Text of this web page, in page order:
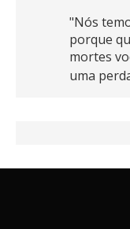
"Nós
porque
mortes
uma